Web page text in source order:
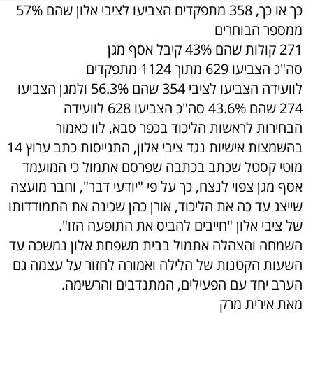
כך או כך, 358 מתפקדים הצביעו לציבי אלון שהם 57%
ממספר הבוחרים
271 קולות שהם 43% קיבל אסף מגן
סה"כ הצביעו 629 מתוך 1124 מתפקדים
לוועידה הצביעו לציבי 354 שהם 56.3% ולמגן הצביעו
274 שהם 43.6% סה"כ הצביעו 628 לוועידה
הבחירות לראשות הליכוד בכפר סבא, לוו כאמור
בהשמצות אישיות נגד ציבי אלון, התגייסות כתב ערוץ 14
מוטי קסטל שכתב בכתבה שפרסם אתמול כי המועמד
אסף מגן צפוי לנצח, כך על פי "יודעי דבר", וחבר מועצה
שייצג עד כה את הליכוד, אורן כהן שכינה את התמודדותו
של ציבי אלון "חייבים להביס את התופעה הזו".
השמחה והצהלה אתמול בבית משפחת אלון נמשכה עד
השעות הקטנות של הלילה ואמורה לחזור על עצמה גם
הערב יחד עם הפעילים, המתנדבים והרשימה.
מאת אירית מרק